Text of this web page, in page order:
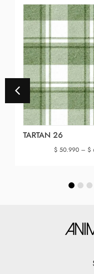
TARTAN 26
$ 50.990 – $